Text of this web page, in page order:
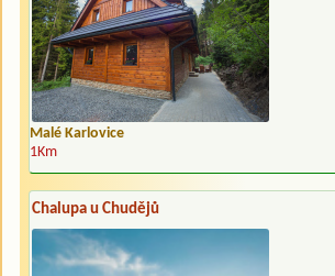
Malé Karlovice
1Km
Chalupa u Chudějů